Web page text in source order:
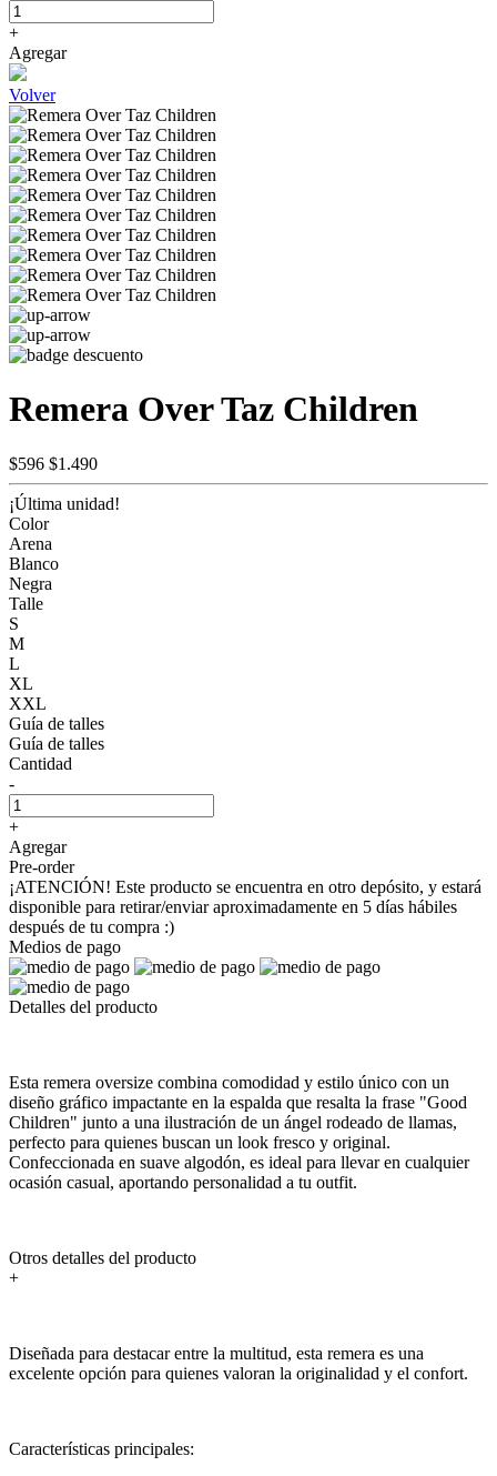
+
Agregar
Volver
Remera Over Taz Children
$596 $1.490
¡Última unidad!
Color
Arena
Blanco
Negra
Talle
S
M
L
XL
XXL
Guía de talles
Guía de talles
Cantidad
-
+
Agregar
Pre-order
¡ATENCIÓN! Este producto se encuentra en otro depósito, y estará
disponible para retirar/enviar aproximadamente en 5 días hábiles
después de tu compra :)
Medios de pago
Detalles del producto
Esta remera oversize combina comodidad y estilo único con un
diseño gráfico impactante en la espalda que resalta la frase "Good
Children" junto a una ilustración de un ángel rodeado de llamas,
perfecto para quienes buscan un look fresco y original.
Confeccionada en suave algodón, es ideal para llevar en cualquier
ocasión casual, aportando personalidad a tu outfit.
Otros detalles del producto
+
Diseñada para destacar entre la multitud, esta remera es una
excelente opción para quienes valoran la originalidad y el confort.
Características principales: